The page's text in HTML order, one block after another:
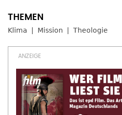
Klima Mission Theologie